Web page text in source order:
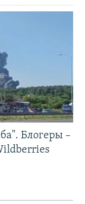
Блогеры –